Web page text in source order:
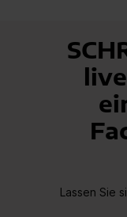
Lassen Sie